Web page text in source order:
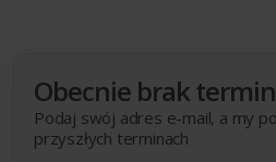
Obecnie brak
Podaj swój adres e-mail, a my
przyszłych terminach